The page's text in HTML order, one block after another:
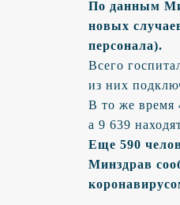
По данным
новых
персонала).
Всего
из них
В то же время
а 9 639
Еще 590
Минздрав